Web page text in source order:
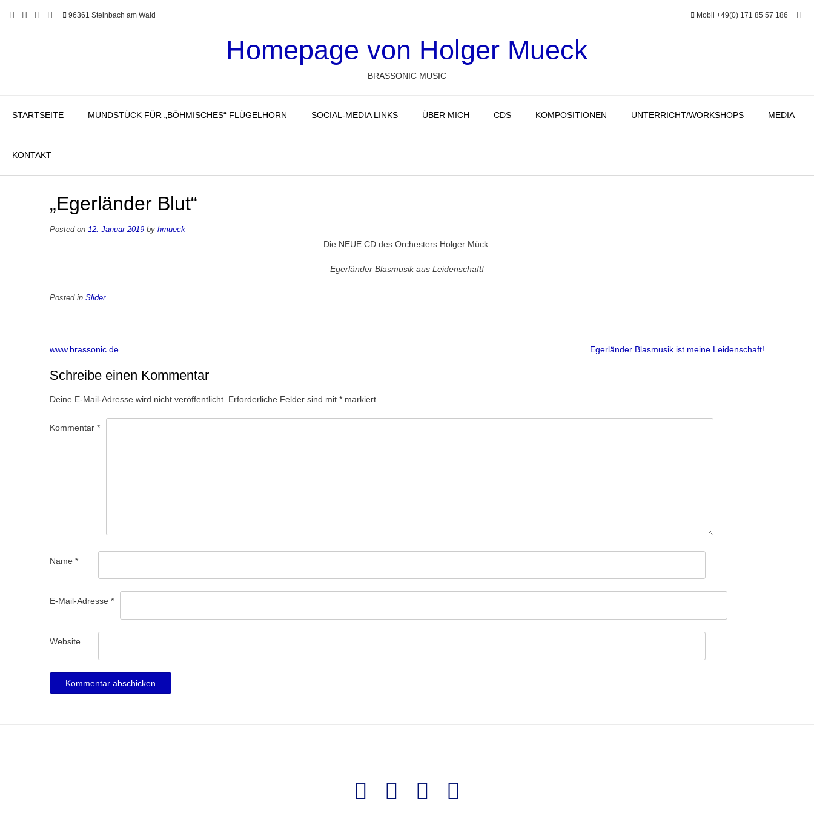
96361 Steinbach am Wald Mobil +49(0) 171 85 57 186
Homepage von Holger Mueck
BRASSONIC MUSIC
STARTSEITE MUNDSTÜCK FÜR „BÖHMISCHES“ FLÜGELHORN SOCIAL-MEDIA LINKS ÜBER MICH CDS KOMPOSITIONEN UNTERRICHT/WORKSHOPS MEDIA
KONTAKT
„Egerländer Blut“
Posted on 12. Januar 2019 by hmueck
Die NEUE CD des Orchesters Holger Mück
Egerländer Blasmusik aus Leidenschaft!
Posted in Slider
Post
www.brassonic.de Egerländer Blasmusik ist meine Leidenschaft!
Schreibe einen Kommentar
Deine E-Mail-Adresse wird nicht veröffentlicht. Erforderliche Felder sind mit * markiert
Kommentar *
Name *
E-Mail-Adresse *
Website